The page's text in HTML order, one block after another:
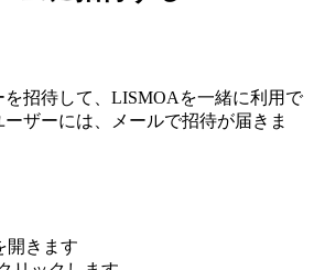
招待して、LISMOAを一緒に利用で
ザーには、メールで招待が届きま
開きます